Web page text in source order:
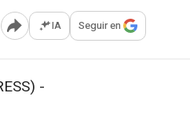
Abrir opciones para compartir
IA Seguir en
-